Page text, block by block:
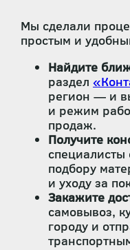
Мы сделали
простым и
Найдите
раздел
регион — и
и режим
продаж.
Получите
специалисты
подбору
и уходу за
Закажите
самовывоз,
городу и